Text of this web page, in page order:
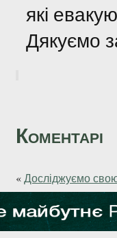
які
Дякуємо
Коментарі
«Досліджуємо